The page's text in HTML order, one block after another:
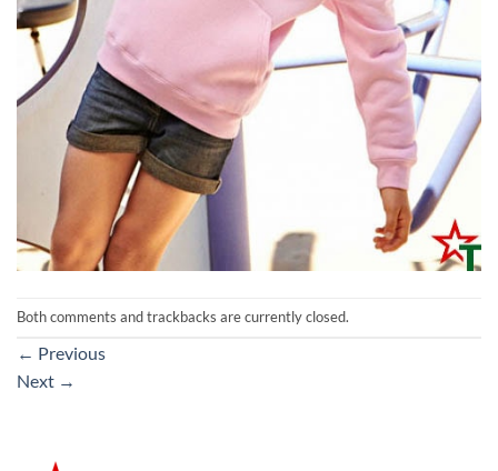
Both comments and trackbacks are currently closed.
← Previous
Next →